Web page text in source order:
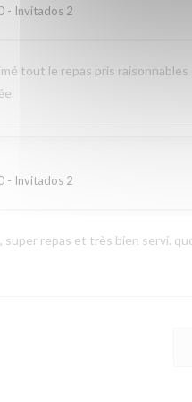
- Invitados 2
tout le repas pris
- Invitados 2
super repas et très bien servi.